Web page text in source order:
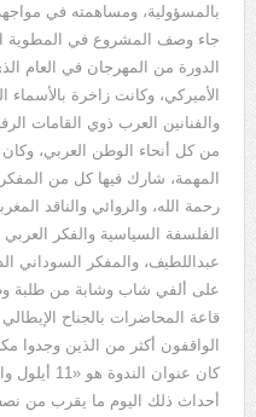
بالمسؤولية، ومساهمته في
جاء وصف المشروع في المطوية
الدورة من المهرجان في العام
الأميركي، وكانت زاخرة بالأسماء
والفنانين العرب ذوي القامات
من كل أنحاء الوطن العربي،
المهمة، شارك فيها كل من
رحمة الله، والروائي والناقد
الفلسفة السياسية والفكر
عبداللطيف، والمفكر السوداني
على ألفي شاب وشابة من طلبة
قاعة المحاضرات بالجناح
الواقفون أكثر من الذين وجدوا
كان عنوان
أحداث ذلك اليوم ما يقرب من